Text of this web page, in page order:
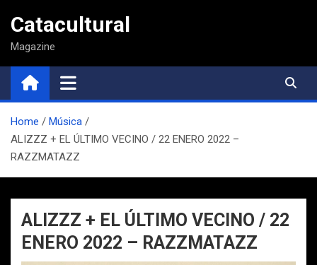
contenido
Catacultural
Magazine
Home
Música
ALIZZZ + EL ÚLTIMO VECINO / 22 ENERO 2022 –
RAZZMATAZZ
ALIZZZ + EL ÚLTIMO VECINO / 22
ENERO 2022 – RAZZMATAZZ